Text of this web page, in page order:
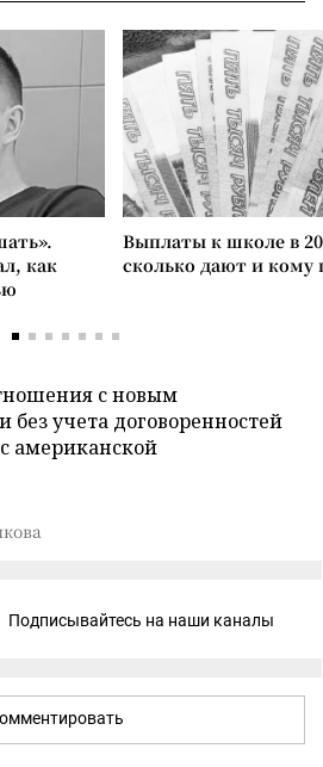
как
Выплаты к школе в
сколько дают и
с новым
без учета договоренностей
американской
Подписывайтесь на наши каналы